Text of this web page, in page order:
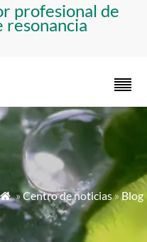
profesional de
resonancia
 »Centro de noticias»Blog